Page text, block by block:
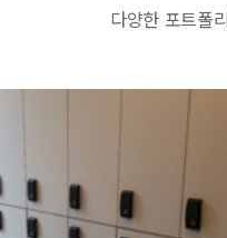
다양한 포트폴